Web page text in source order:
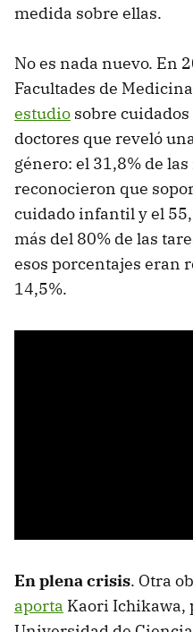
medida sobre ellas.
No es nada nuevo. En
Facultades de
estudio sobre
doctores que reveló
género: el 31,8% de
reconocieron que
cuidado infantil y el
más del 80% de las
esos porcentajes eran
14,5%.
En plena crisis. Otra
aporta Kaori Ichikawa,